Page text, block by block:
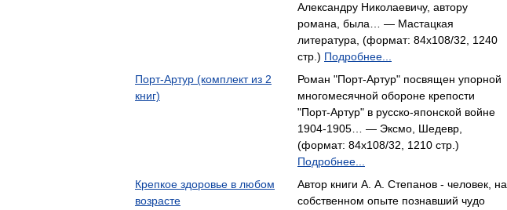
Александру Николаевичу, автору
романа, была… — Мастацкая
литература, (формат: 84x108/32, 1240
стр.) Подробнее...
Порт-Артур (комплект из 2
книг)
Роман "Порт-Артур" посвящен упорной
многомесячной обороне крепости
"Порт-Артур" в русско-японской войне
1904-1905… — Эксмо, Шедевр,
(формат: 84x108/32, 1210 стр.)
Подробнее...
Крепкое здоровье в любом
возрасте
Автор книги А. А. Степанов - человек, на
собственном опыте познавший чудо